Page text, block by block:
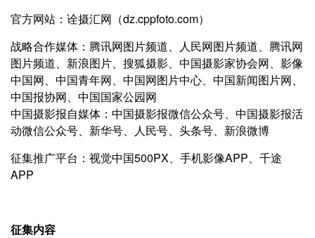
官方网站：诠摄汇网（dz.cppfoto.com）
战略合作媒体：腾讯网图片频道、人民网图片频道、腾讯网
图片频道、新浪图片、搜狐摄影、中国摄影家协会网、影像
中国网、中国青年网、中国网图片中心、中国新闻图片网、
中国报协网、中国国家公园网
中国摄影报自媒体：中国摄影报微信公众号、中国摄影报活
动微信公众号、新华号、人民号、头条号、新浪微博
征集推广平台：视觉中国500PX、手机影像APP、千途
APP
征集内容